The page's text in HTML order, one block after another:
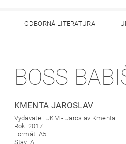
ODBORNÁ LITERATURA
BOSS
KMENTA JAROSLAV
Vydavatel: JKM - Jaroslav Kmenta
Rok: 2017
Formát: A5
Stav: A